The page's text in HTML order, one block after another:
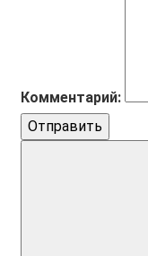
Комментарий:
Отправить